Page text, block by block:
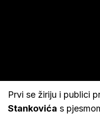
Prvi se žiriju i publici
Stankovića s